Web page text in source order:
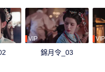
VIP
錦月令_03
VIP